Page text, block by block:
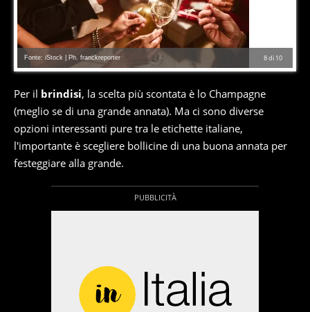
8di 10
Fonte: iStock | Ph. franckreporter
Per il brindisi, la scelta più scontata è lo Champagne
(meglio se di una grande annata). Ma ci sono diverse
opzioni interessanti pure tra le etichette italiane,
l'importante è scegliere bollicine di una buona annata per
festeggiare alla grande.